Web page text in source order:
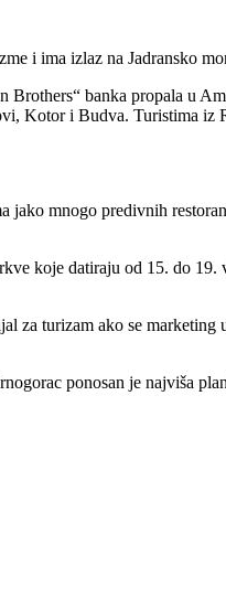
i ima izlaz na Jadransko
Brothers“ banka propala u
Kotor i Budva. Turistima iz
jako mnogo predivnih
koje datiraju od 15. do 19.
za turizam ako se
ponosan je najviša